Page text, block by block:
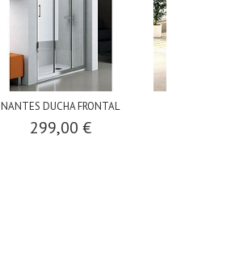
NANTES DUCHA FRONTAL
299,00 €